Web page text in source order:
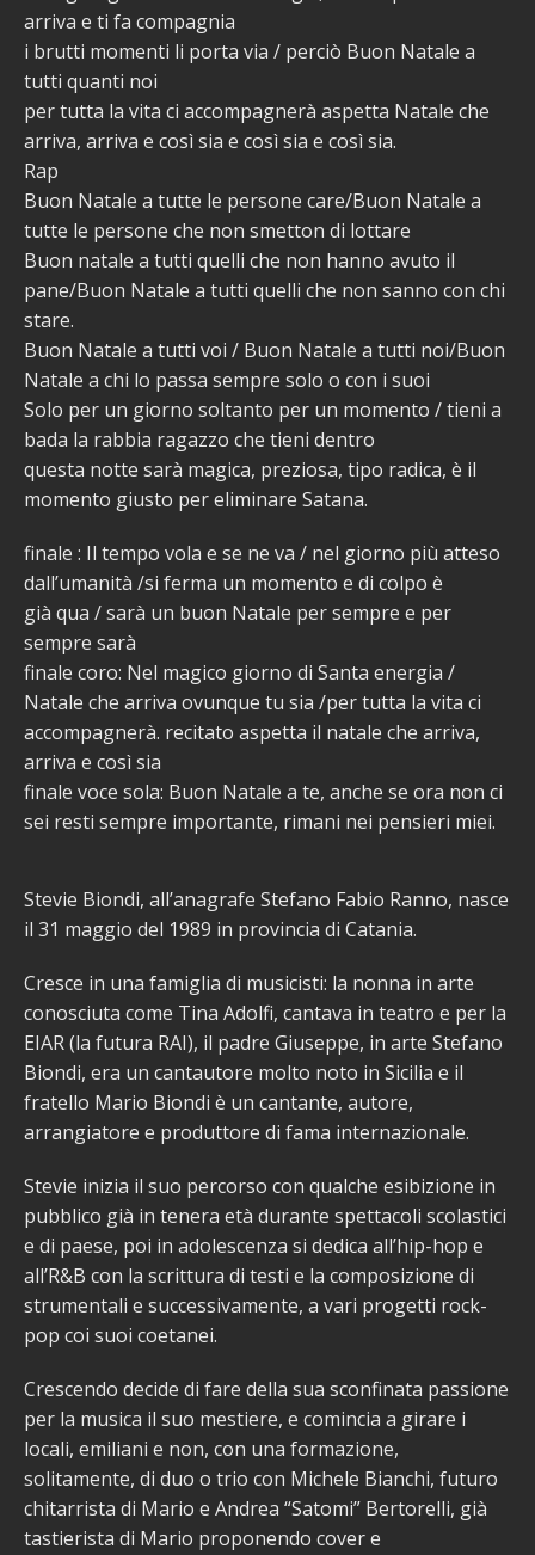
arriva e ti fa compagnia
i brutti momenti li porta via / perciò Buon Natale a
tutti quanti noi
per tutta la vita ci accompagnerà aspetta Natale che
arriva, arriva e così sia e così sia e così sia.
Rap
Buon Natale a tutte le persone care/Buon Natale a
tutte le persone che non smetton di lottare
Buon natale a tutti quelli che non hanno avuto il
pane/Buon Natale a tutti quelli che non sanno con chi
stare.
Buon Natale a tutti voi / Buon Natale a tutti noi/Buon
Natale a chi lo passa sempre solo o con i suoi
Solo per un giorno soltanto per un momento / tieni a
bada la rabbia ragazzo che tieni dentro
questa notte sarà magica, preziosa, tipo radica, è il
momento giusto per eliminare Satana.
finale : Il tempo vola e se ne va / nel giorno più atteso
dall’umanità /si ferma un momento e di colpo è
già qua / sarà un buon Natale per sempre e per
sempre sarà
finale coro: Nel magico giorno di Santa energia /
Natale che arriva ovunque tu sia /per tutta la vita ci
accompagnerà. recitato aspetta il natale che arriva,
arriva e così sia
finale voce sola: Buon Natale a te, anche se ora non ci
sei resti sempre importante, rimani nei pensieri miei.
Stevie Biondi, all’anagrafe Stefano Fabio Ranno, nasce
il 31 maggio del 1989 in provincia di Catania.
Cresce in una famiglia di musicisti: la nonna in arte
conosciuta come Tina Adolfi, cantava in teatro e per la
EIAR (la futura RAI), il padre Giuseppe, in arte Stefano
Biondi, era un cantautore molto noto in Sicilia e il
fratello Mario Biondi è un cantante, autore,
arrangiatore e produttore di fama internazionale.
Stevie inizia il suo percorso con qualche esibizione in
pubblico già in tenera età durante spettacoli scolastici
e di paese, poi in adolescenza si dedica all’hip-hop e
all’R&B con la scrittura di testi e la composizione di
strumentali e successivamente, a vari progetti rock-
pop coi suoi coetanei.
Crescendo decide di fare della sua sconfinata passione
per la musica il suo mestiere, e comincia a girare i
locali, emiliani e non, con una formazione,
solitamente, di duo o trio con Michele Bianchi, futuro
chitarrista di Mario e Andrea “Satomi” Bertorelli, già
tastierista di Mario proponendo cover e